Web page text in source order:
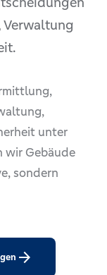
Verwaltung
unter
wir Gebäude
sondern
arrow_forward